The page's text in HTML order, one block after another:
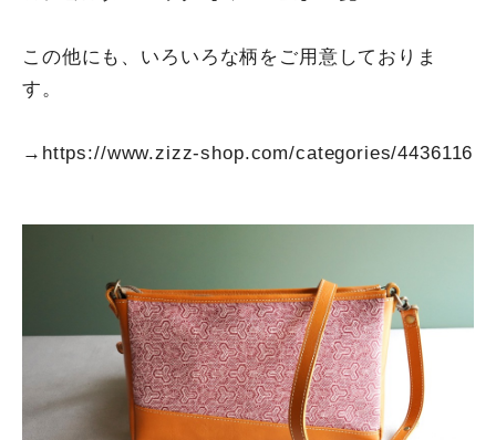
この他にも、いろいろな柄をご用意しておりま
す。
→ https://www.zizz-shop.com/categories/4436116